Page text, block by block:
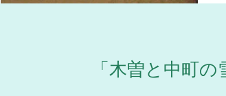
「 木曽と中町の